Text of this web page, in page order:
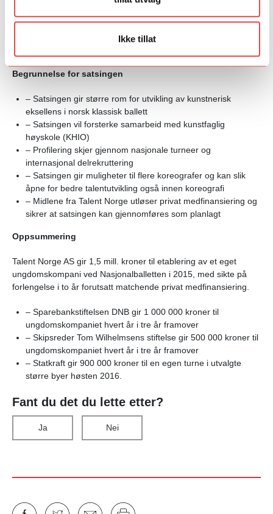
Ikke tillat
store publikummere. Satsingen kan inspirere og eventuelt ses i
sammenheng med arbeidet som foregår ved de regionale
Begrunnelse for satsingen
– Satsingen gir større rom for utvikling av kunstnerisk
eksellens i norsk klassisk ballett
– Satsingen vil forsterke samarbeid med kunstfaglig
høyskole (KHIO)
– Profilering skjer gjennom nasjonale turneer og
internasjonal delrekruttering
– Satsingen gir muligheter til flere koreografer og kan slik
åpne for bedre talentutvikling også innen koreografi
– Midlene fra Talent Norge utløser privat medfinansiering og
sikrer at satsingen kan gjennomføres som planlagt
Oppsummering
Talent Norge AS gir 1,5 mill. kroner til etablering av et eget
ungdomskompani ved Nasjonalballetten i 2015, med sikte på
forlengelse i to år forutsatt matchende privat medfinansiering.
– Sparebankstiftelsen DNB gir 1 000 000 kroner til
ungdomskompaniet hvert år i tre år framover
– Skipsreder Tom Wilhelmsens stiftelse gir 500 000 kroner til
ungdomskompaniet hvert år i tre år framover
– Statkraft gir 900 000 kroner til en egen turne i utvalgte
større byer høsten 2016.
Fant du det du lette etter?
Ja Nei